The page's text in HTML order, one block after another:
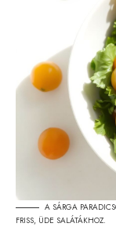
A SÁRGA
FRISS, ÜDE SALÁTÁKHOZ.